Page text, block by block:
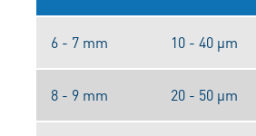
6 - 7 mm 10 - 40 μm
8 - 9 mm 20 - 50 μm